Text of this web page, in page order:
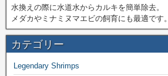
水換えの際に水道水からカルキを簡単除去。
メダカやミナミヌマエビの飼育にも最適です。
カテゴリー
Legendary Shrimps